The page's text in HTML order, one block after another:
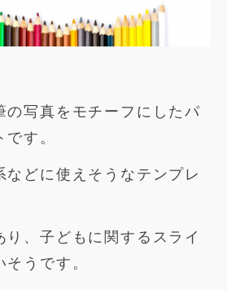
の写真をモチーフにしたパ
す。
などに使えそうなテンプレ
り、子どもに関するスライ
そうです。